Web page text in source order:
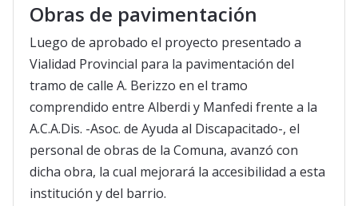
Obras de pavimentación
Luego de aprobado el proyecto presentado a
Vialidad Provincial para la pavimentación del
tramo de calle A. Berizzo en el tramo
comprendido entre Alberdi y Manfedi frente a la
A.C.A.Dis. -Asoc. de Ayuda al Discapacitado-, el
personal de obras de la Comuna, avanzó con
dicha obra, la cual mejorará la accesibilidad a esta
institución y del barrio.